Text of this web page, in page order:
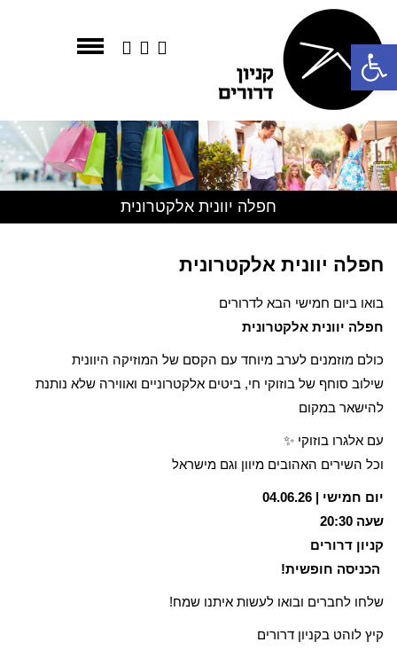
פתח סרגל נגישות
חפלה יוונית אלקטרונית
חפלה יוונית אלקטרונית
בואו ביום חמישי הבא לדרורים
חפלה יוונית אלקטרונית
כולם מוזמנים לערב מיוחד עם הקסם של המוזיקה היוונית
שילוב סוחף של בוזוקי חי, ביטים אלקטרוניים ואווירה שלא נותנת
להישאר במקום
עם אלגרו בוזוקי ✨
וכל השירים האהובים מיוון וגם מישראל
יום חמישי | 04.06.26
שעה 20:30
קניון דרורים
️ הכניסה חופשית!
שלחו לחברים ובואו לעשות איתנו שמח!
קיץ לוהט בקניון דרורים